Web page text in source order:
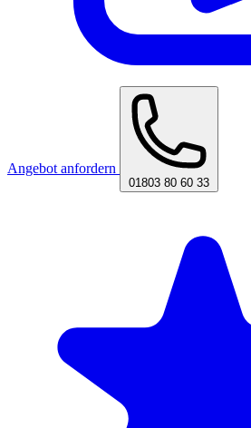
Angebot anfordern
01803 80 60 33